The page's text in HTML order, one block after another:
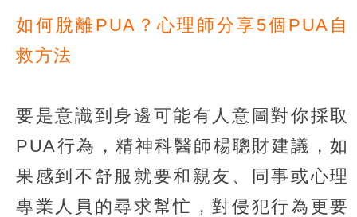
如何脫離PUA？心理師分享5個PUA自
救方法
要是意識到身邊可能有人意圖對你採取
PUA行為，精神科醫師楊聰財建議，如
果感到不舒服就要和親友、同事或心理
專業人員的尋求幫忙，對侵犯行為更要